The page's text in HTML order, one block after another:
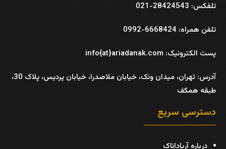
تلفکس: 28424543-021
تلفن همراه: 6668424-0992
پست الکترونیک: info{at}ariadanak.com
آدرس:
تهران، میدان ونک، خیابان ملاصدرا، خیابان پردیس، پلاک 30،
طبقه همکف
دسترسی سریع
درباره آریاداناک